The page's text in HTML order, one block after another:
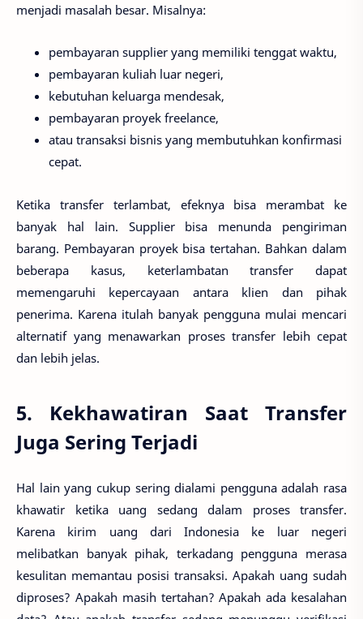
menjadi masalah besar. Misalnya:
pembayaran supplier yang memiliki tenggat waktu,
pembayaran kuliah luar negeri,
kebutuhan keluarga mendesak,
pembayaran proyek freelance,
atau transaksi bisnis yang membutuhkan konfirmasi
cepat.
Ketika transfer terlambat, efeknya bisa merambat ke
banyak hal lain. Supplier bisa menunda pengiriman
barang. Pembayaran proyek bisa tertahan. Bahkan dalam
beberapa kasus, keterlambatan transfer dapat
memengaruhi kepercayaan antara klien dan pihak
penerima. Karena itulah banyak pengguna mulai mencari
alternatif yang menawarkan proses transfer lebih cepat
dan lebih jelas.
5. Kekhawatiran Saat Transfer
Juga Sering Terjadi
Hal lain yang cukup sering dialami pengguna adalah rasa
khawatir ketika uang sedang dalam proses transfer.
Karena kirim uang dari Indonesia ke luar negeri
melibatkan banyak pihak, terkadang pengguna merasa
kesulitan memantau posisi transaksi. Apakah uang sudah
diproses? Apakah masih tertahan? Apakah ada kesalahan